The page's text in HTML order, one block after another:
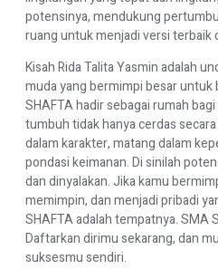
potensinya, mendukung
ruang untuk menjadi versi terbaik
Kisah Rida Talita Yasmin adalah
muda yang bermimpi besar untuk
SHAFTA hadir sebagai rumah
tumbuh tidak hanya cerdas
dalam karakter, matang dalam
pondasi keimanan. Di sinilah
dan dinyalakan. Jika kamu
memimpin, dan menjadi pribadi
SHAFTA adalah tempatnya. SMA
Daftarkan dirimu sekarang, dan
suksesmu sendiri.